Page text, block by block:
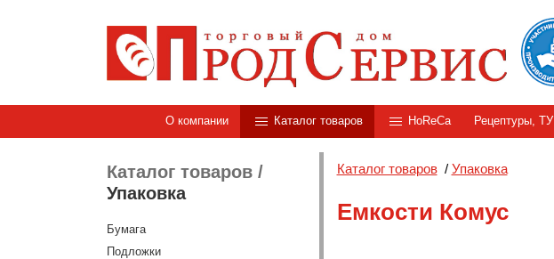
О компании Каталог товаров HoReCa Рецептуры, ТУ
Каталог товаров/
Упаковка
Бумага
Подложки
Каталог товаров/ Упаковка
Емкости Комус